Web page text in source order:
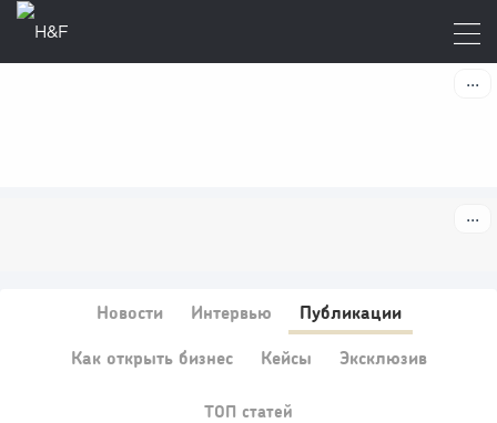
Новости Интервью Публикации
Как открыть бизнес Кейсы Эксклюзив
ТОП статей